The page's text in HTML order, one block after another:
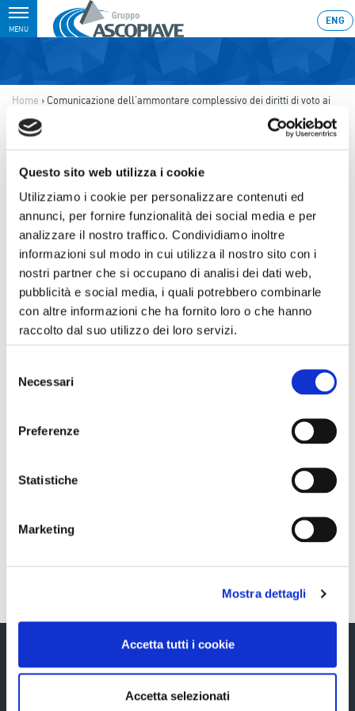
Questo sito web utilizza i cookie
Utilizziamo i cookie per personalizzare contenuti ed
annunci, per fornire funzionalità dei social media e per
analizzare il nostro traffico. Condividiamo inoltre
informazioni sul modo in cui utilizza il nostro sito con i
nostri partner che si occupano di analisi dei dati web,
pubblicità e social media, i quali potrebbero combinarle
con altre informazioni che ha fornito loro o che hanno
raccolto dal suo utilizzo dei loro servizi.
delNecessari
Preferenze
Statistiche
Marketing
Mostra dettagli
Accetta tutti i cookie
Accetta selezionati
Toggle
navigation
MENU
ENG
Home › Comunicazione dell’ammontare complessivo dei diritti di voto ai
14 maggio 1999
Ultimo aggiornamento: 07/10/2021 20:12
COMUNICAZIONE
DELL’AMMONTARE
COMPLESSIVO DEI DIRITTI DI
VOTO AI SENSI DELL’ART. 85-
BIS, COMMA 4-BIS, DEL
REGOLAMENTO CONSOB
11971 DEL 14 MAGGIO 1999